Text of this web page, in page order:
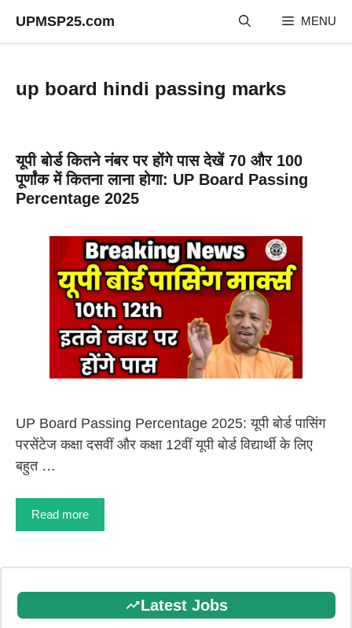
UPMSP25.com MENU
up board hindi passing marks
यूपी बोर्ड कितने नंबर पर होंगे पास देखें 70 और 100
पूर्णांक में कितना लाना होगा: UP Board Passing
Percentage 2025
UP Board Passing Percentage 2025: यूपी बोर्ड पासिंग
परसेंटेज कक्षा दसवीं और कक्षा 12वीं यूपी बोर्ड विद्यार्थी के लिए
बहुत …
Read more
Latest Jobs